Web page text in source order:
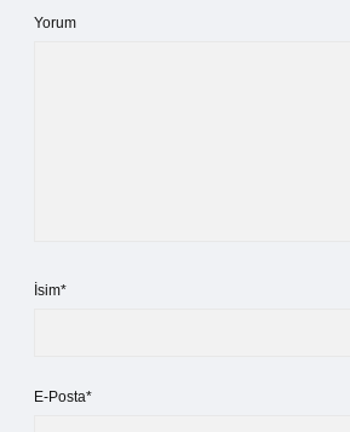
Yorum
İsim*
E-Posta*